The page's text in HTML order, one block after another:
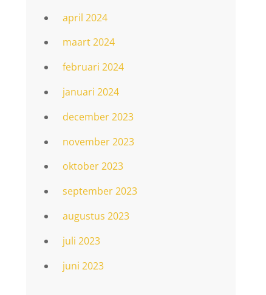
april 2024
maart 2024
februari 2024
januari 2024
december 2023
november 2023
oktober 2023
september 2023
augustus 2023
juli 2023
juni 2023